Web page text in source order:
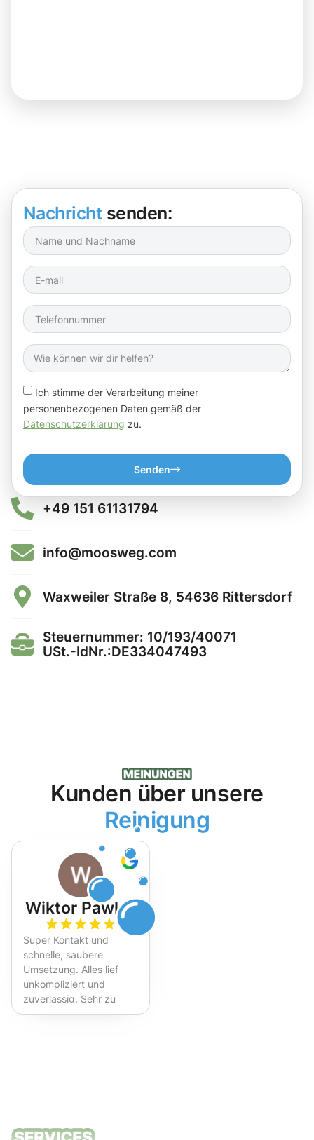
Nachricht senden:
Ich stimme der Verarbeitung meiner
personenbezogenen Daten gemäß der
Datenschutzerklärung zu.
Senden
+49 151 61131794
info@moosweg.com
Waxweiler Straße 8, 54636 Rittersdorf
Steuernummer: 10/193/40071
USt.-IdNr.:DE334047493
Kunden über unsere
Reinigung
Wiktor Pawlak
Super Kontakt und
schnelle, saubere
Umsetzung. Alles lief
unkompliziert und
zuverlässig. Sehr zu
empfehlen!